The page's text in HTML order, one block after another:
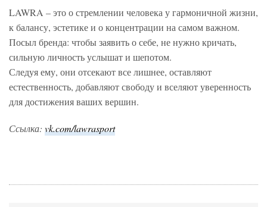
LAWRA – это о стремлении человека у гармоничной жизни,
к балансу, эстетике и о концентрации на самом важном.
Посыл бренда: чтобы заявить о себе, не нужно кричать,
сильную личность услышат и шепотом.
Следуя ему, они отсекают все лишнее, оставляют
естественность, добавляют свободу и вселяют уверенность
для достижения ваших вершин.
Ссылка: vk.com/lawrasport